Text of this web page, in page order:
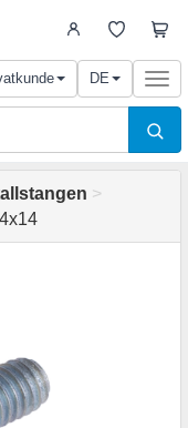
DE
>